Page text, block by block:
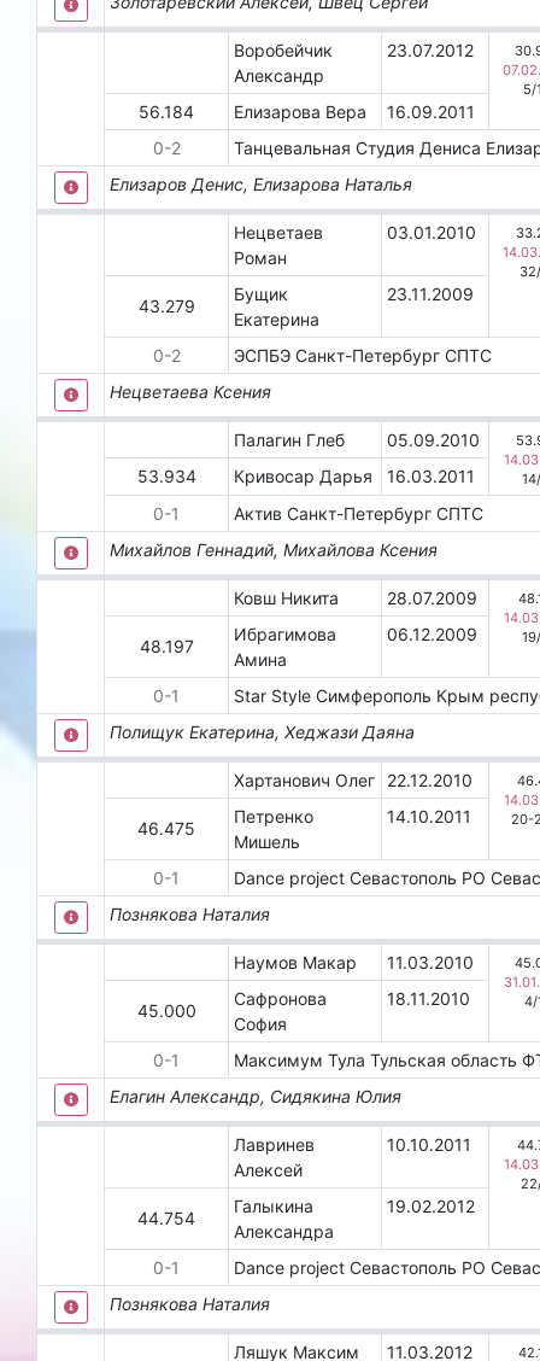
Воробейчик
Александр
23.07.2012
5/
56.184 Елизарова Вера
16.09.2011
0-2
Танцевальная Студия Дениса
Елизаров Денис, Елизарова Наталья
Нецветаев
Роман
03.01.2010
32
43.279
Бущик
Екатерина
23.11.2009
0-2 ЭСПБЭСанкт-ПетербургСПТС
Нецветаева Ксения
Палагин Глеб 05.09.2010
14
53.934 Кривосар Дарья
16.03.2011
0-1 АктивСанкт-ПетербургСПТС
Михайлов Геннадий, Михайлова Ксения
Ковш Никита 28.07.2009
19
48.197
Ибрагимова
Амина
06.12.2009
0-1 Star StyleСимферополь Крым
Полищук Екатерина, Хеджази Даяна
Хартанович Олег 22.12.2010
20-
46.475
Петренко
Мишель
14.10.2011
0-1 Dance projectСевастополь РО
Познякова Наталия
Наумов Макар 11.03.2010
4/
45.000
Сафронова
София
18.11.2010
0-1 МаксимумТулаТульская область
Елагин Александр, Сидякина Юлия
Лавринев
Алексей
10.10.2011
22
44.754
Галыкина
Александра
19.02.2012
0-1 Dance projectСевастополь РО
Познякова Наталия
Ляшук Максим 11.03.2012